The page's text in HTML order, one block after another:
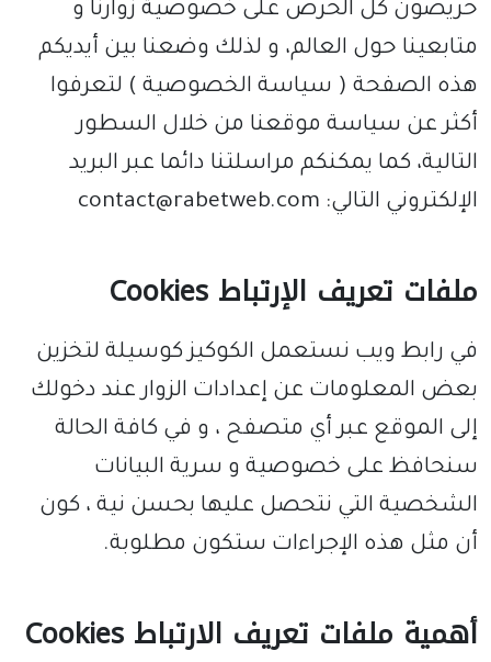
حريصون كل الحرص على خصوصية زوارنا و
متابعينا حول العالم، و لذلك وضعنا بين أيديكم
هذه الصفحة ( سياسة الخصوصية ) لتعرفوا
أكثر عن سياسة موقعنا من خلال السطور
التالية، كما يمكنكم مراسلتنا دائما عبر البريد
الإلكتروني التالي: contact@rabetweb.com
ملفات تعريف الإرتباط Cookies
في رابط ويب نستعمل الكوكيز كوسيلة لتخزين
بعض المعلومات عن إعدادات الزوار عند دخولك
إلى الموقع عبر أي متصفح ، و في كافة الحالة
سنحافظ على خصوصية و سرية البيانات
الشخصية التي نتحصل عليها بحسن نية ، كون
أن مثل هذه الإجراءات ستكون مطلوبة.
أهمية ملفات تعريف الارتباط Cookies